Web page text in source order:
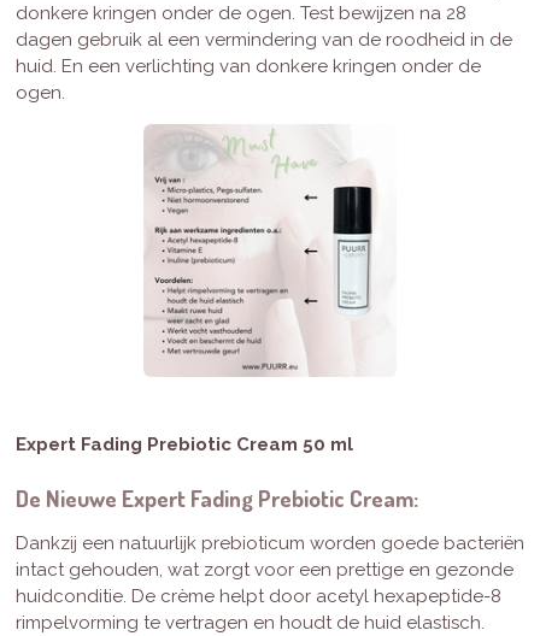
donkere kringen onder de ogen. Test bewijzen na 28
dagen gebruik al een vermindering van de roodheid in de
huid. En een verlichting van donkere kringen onder de
ogen.
Expert Fading Prebiotic Cream 50 ml
De Nieuwe Expert Fading Prebiotic Cream:
Dankzij een natuurlijk prebioticum worden goede bacteriën
intact gehouden, wat zorgt voor een prettige en gezonde
huidconditie. De crème helpt door acetyl hexapeptide-8
rimpelvorming te vertragen en houdt de huid elastisch.